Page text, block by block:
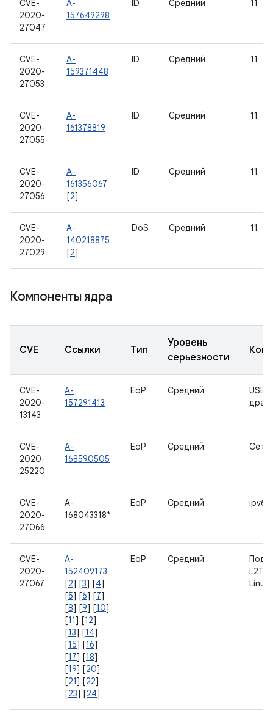
CVE-
2020-
27047
A-
157649298
ID Средний 11
CVE-
2020-
27053
A-
159371448
ID Средний 11
CVE-
2020-
27055
A-
161378819
ID Средний 11
CVE-
2020-
27056
A-
161356067
[2]
ID Средний 11
CVE-
2020-
27029
A-
140218875
[2]
DoS Средний 11
Компоненты ядра
CVE Ссылки Тип
Уровень
серьезности
CVE-
2020-
13143
A-
157291413
EoP Средний
USB-
CVE-
2020-
25220
A-
168590505
EoP Средний Сеть
CVE-
2020-
27066
A-
168043318*
EoP Средний ipv6
CVE-
2020-
27067
A-
152409173
[2] [3] [4]
[5] [6] [7]
[8] [9] [10]
[11] [12]
[13] [14]
[15] [16]
[17] [18]
[19] [20]
[21] [22]
[23] [24]
EoP Средний
L2TP
Linux